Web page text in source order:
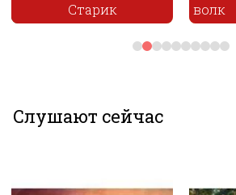
Старик
волк
Слушают сейчас